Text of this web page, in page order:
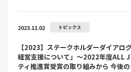
2023.11.02 トピックス
【2023】ステークホルダーダイアロ
経営支援について」～2022年度ALL
ティ推進賞受賞の取り組みから 今後